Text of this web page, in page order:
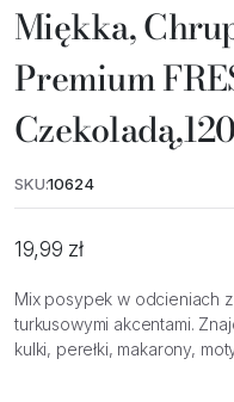
Miękka,
Premium
SKU:10624
19,99 zł
Mix posypek w odcieniach
turkusowymi akcentami.
kulki, perełki, makarony,